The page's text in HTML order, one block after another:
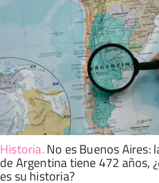
Historia.No es Buenos Aires:
de Argentina tiene 472 años,
es su historia?